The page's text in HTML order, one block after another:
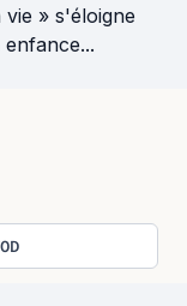
» s'éloigne